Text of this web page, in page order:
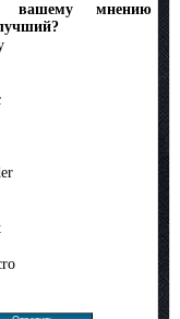
вашему мнению